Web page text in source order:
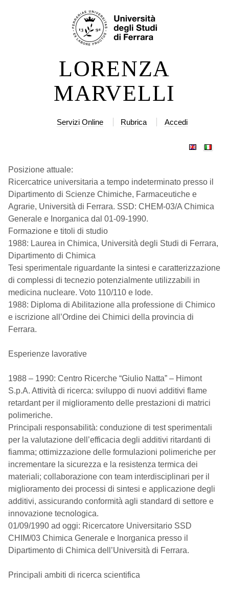
navigazione
LORENZA
MARVELLI
Servizi Online Rubrica Accedi
Posizione attuale:
Ricercatrice universitaria a tempo indeterminato presso il
Dipartimento di Scienze Chimiche, Farmaceutiche e
Agrarie, Università di Ferrara. SSD: CHEM-03/A Chimica
Generale e Inorganica dal 01-09-1990.
Formazione e titoli di studio
1988: Laurea in Chimica, Università degli Studi di Ferrara,
Dipartimento di Chimica
Tesi sperimentale riguardante la sintesi e caratterizzazione
di complessi di tecnezio potenzialmente utilizzabili in
medicina nucleare. Voto 110/110 e lode.
1988: Diploma di Abilitazione alla professione di Chimico
e iscrizione all’Ordine dei Chimici della provincia di
Ferrara.
Esperienze lavorative
1988 – 1990: Centro Ricerche “Giulio Natta” – Himont
S.p.A. Attività di ricerca: sviluppo di nuovi additivi flame
retardant per il miglioramento delle prestazioni di matrici
polimeriche.
Principali responsabilità: conduzione di test sperimentali
per la valutazione dell’efficacia degli additivi ritardanti di
fiamma; ottimizzazione delle formulazioni polimeriche per
incrementare la sicurezza e la resistenza termica dei
materiali; collaborazione con team interdisciplinari per il
miglioramento dei processi di sintesi e applicazione degli
additivi, assicurando conformità agli standard di settore e
innovazione tecnologica.
01/09/1990 ad oggi: Ricercatore Universitario SSD
CHIM/03 Chimica Generale e Inorganica presso il
Dipartimento di Chimica dell’Università di Ferrara.
Principali ambiti di ricerca scientifica